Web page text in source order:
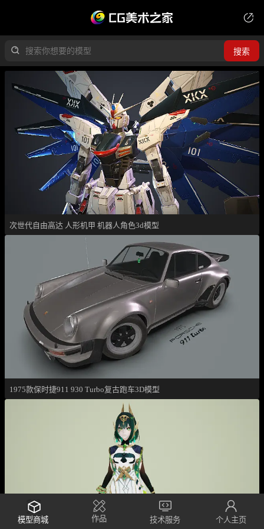
搜索
次世代自由高达 人形机甲 机器人角色3d模型
1975款保时捷911 930 Turbo复古跑车3D模型
模型商城 作品 技术服务 个人主页